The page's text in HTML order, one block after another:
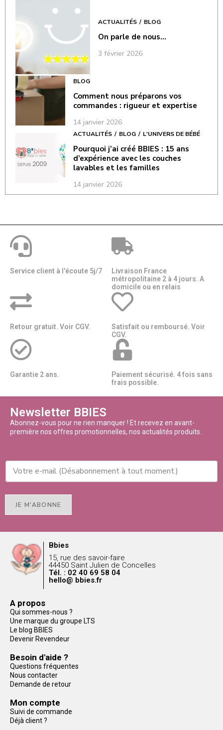
ACTUALITÉS BLOG
On parle de nous…
3 février 2026
BLOG
Comment nous préparons vos
commandes : rigueur et expertise
14 janvier 2026
ACTUALITÉS BLOG L'UNIVERS DE BÉBÉ
Pourquoi j’ai créé BBIES : 15 ans
d’expérience avec les couches
lavables et les familles
14 janvier 2026
Service client à l'écoute 5j/7
Livraison France
métropolitaine 2 à 4 jours. A
domicile ou en relais​​
Retour gratuit. Voir CGV.
Satisfait ou remboursé. Voir
CGV.
Garantie 2 ans.
Paiement sécurisé. 4 fois sans
frais possible.
Newsletter BBIES
Abonnez-vous pour ne rien manquer ! Et recevez en avant-
première nos offres promotionnelles, nos actualités produits.
JE M'ABONNE
Bbies
15, rue des savoir-faire
44450 Saint Julien de Concelles
Tél. : 02 40 69 58 04
hello@ bbies.fr
A propos
Qui sommes-nous ?
Une marque du groupe LTS
Le blog BBIES
Devenir Revendeur
Besoin d'aide ?
Questions fréquentes
Nous contacter
Demande de retour
Mon compte
Suivi de commande
Déjà client ?